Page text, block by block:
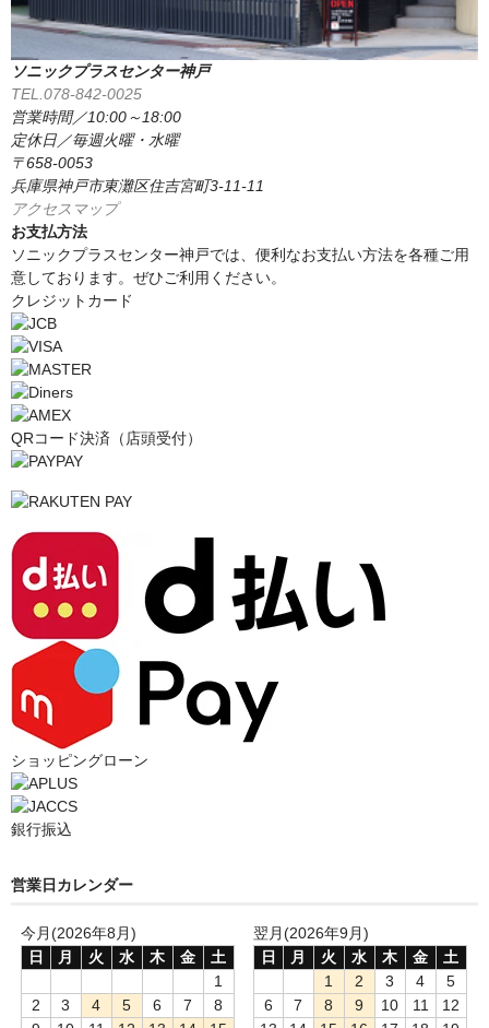
ソニックプラスセンター神戸
TEL.078-842-0025
営業時間／10:00～18:00
定休日／毎週火曜・水曜
〒658-0053
兵庫県神戸市東灘区住吉宮町3-11-11
アクセスマップ
お支払方法
ソニックプラスセンター神戸では、便利なお支払い方法を各種ご用
意しております。ぜひご利用ください。
クレジットカード
QRコード決済（店頭受付）
ショッピングローン
銀行振込
営業日カレンダー
今月(2026年8月)
日
月 火 水 木 金
土
1
2
3 4 5 6 7
8
翌月(2026年9月)
日
月 火 水 木 金
土
1
2 3 4
5
6
7 8 9 10 11
12